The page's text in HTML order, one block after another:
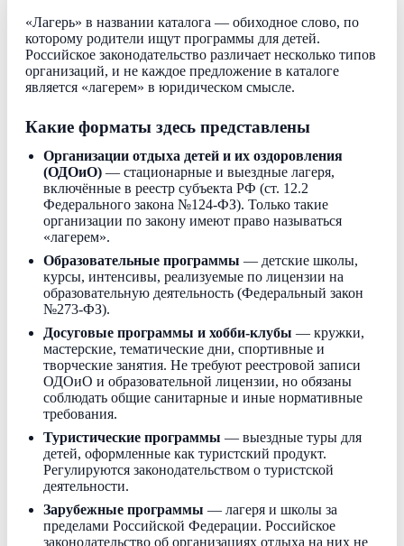
«Лагерь» в названии каталога — обиходное слово, по
которому родители ищут программы для детей.
Российское законодательство различает несколько типов
организаций, и не каждое предложение в каталоге
является «лагерем» в юридическом смысле.
Какие форматы здесь представлены
Организации отдыха детей и их оздоровления
(ОДОиО) — стационарные и выездные лагеря,
включённые в реестр субъекта РФ (ст. 12.2
Федерального закона №124-ФЗ). Только такие
организации по закону имеют право называться
«лагерем».
Образовательные программы — детские школы,
курсы, интенсивы, реализуемые по лицензии на
образовательную деятельность (Федеральный закон
№273-ФЗ).
Досуговые программы и хобби-клубы — кружки,
мастерские, тематические дни, спортивные и
творческие занятия. Не требуют реестровой записи
ОДОиО и образовательной лицензии, но обязаны
соблюдать общие санитарные и иные нормативные
требования.
Туристические программы — выездные туры для
детей, оформленные как туристский продукт.
Регулируются законодательством о туристской
деятельности.
Зарубежные программы — лагеря и школы за
пределами Российской Федерации. Российское
законодательство об организациях отдыха на них не